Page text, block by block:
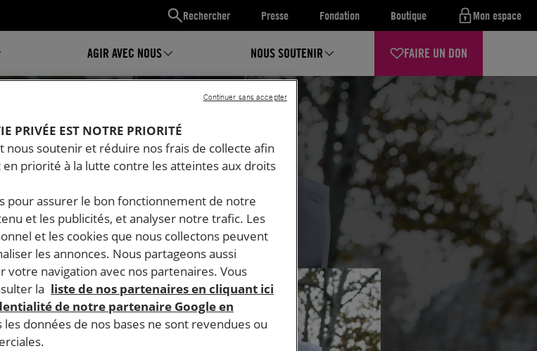
Rechercher Presse Fondation Boutique Mon espace
AGIR AVEC NOUS NOUS SOUTENIR FAIRE UN DON
PRIVÉE EST NOTRE PRIORITÉ
nous soutenir et réduire nos frais de collecte afin
priorité à la lutte contre les atteintes aux droits
pour assurer le bon fonctionnement de notre
et les publicités, et analyser notre trafic. Les
et les cookies que nous collectons peuvent
les annonces. Nous partageons aussi
votre navigation avec nos partenaires. Vous
la liste de nos partenaires en cliquant ici
de notre partenaire Google en
les données de nos bases ne sont revendues ou
Continuer sans accepter